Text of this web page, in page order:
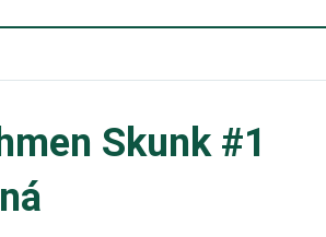
Skunk #1